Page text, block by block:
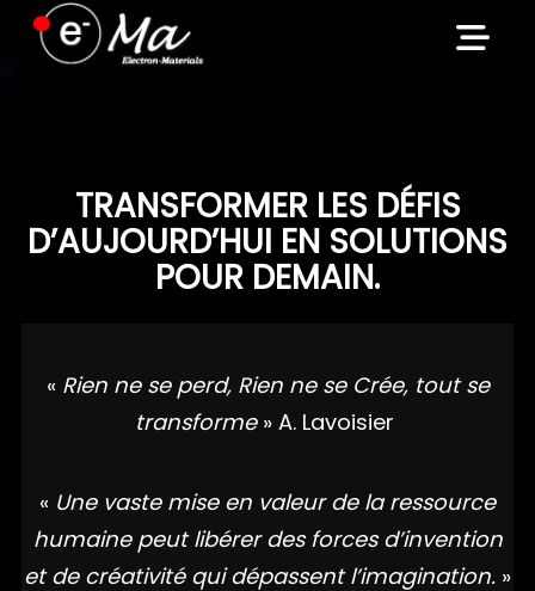
Skip
TRANSFORMER LES DÉFIS
D’AUJOURD’HUI EN SOLUTIONS
POUR DEMAIN.
« Rien ne se perd, Rien ne se Crée, tout se
transforme » A. Lavoisier
« Une vaste mise en valeur de la ressource
humaine peut libérer des forces d’invention
et de créativité qui dépassent l’imagination. »